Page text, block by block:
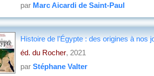
par Marc Aicardi de Saint-Paul
Histoire de l'Égypte : des origines à nos
éd. du Rocher, 2021
par Stéphane Valter